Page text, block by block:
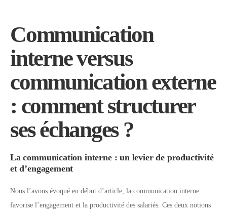
Communication
interne versus
communication externe
: comment structurer
ses échanges ?
La communication interne : un levier de productivité
et d’engagement
Nous l’avons évoqué en début d’article, la communication interne
favorise l’engagement et la productivité des salariés. Ces deux notions